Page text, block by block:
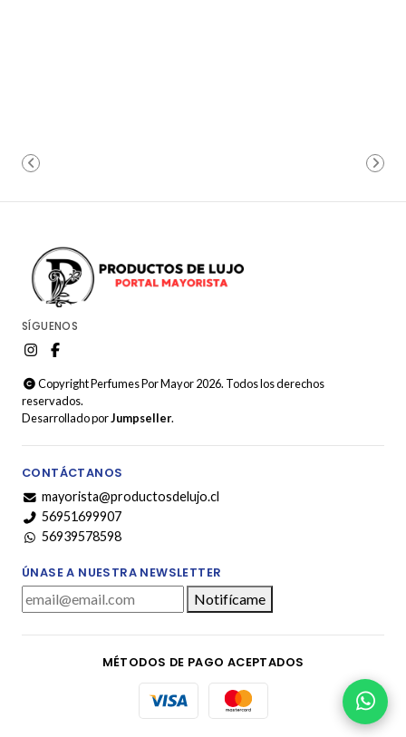
SÍGUENOS
Copyright Perfumes Por Mayor 2026. Todos los derechos
reservados.
Desarrollado porJumpseller.
CONTÁCTANOS
mayorista@productosdelujo.cl
56951699907
56939578598
ÚNASE A NUESTRA NEWSLETTER
Notifícame
MÉTODOS DE PAGO ACEPTADOS